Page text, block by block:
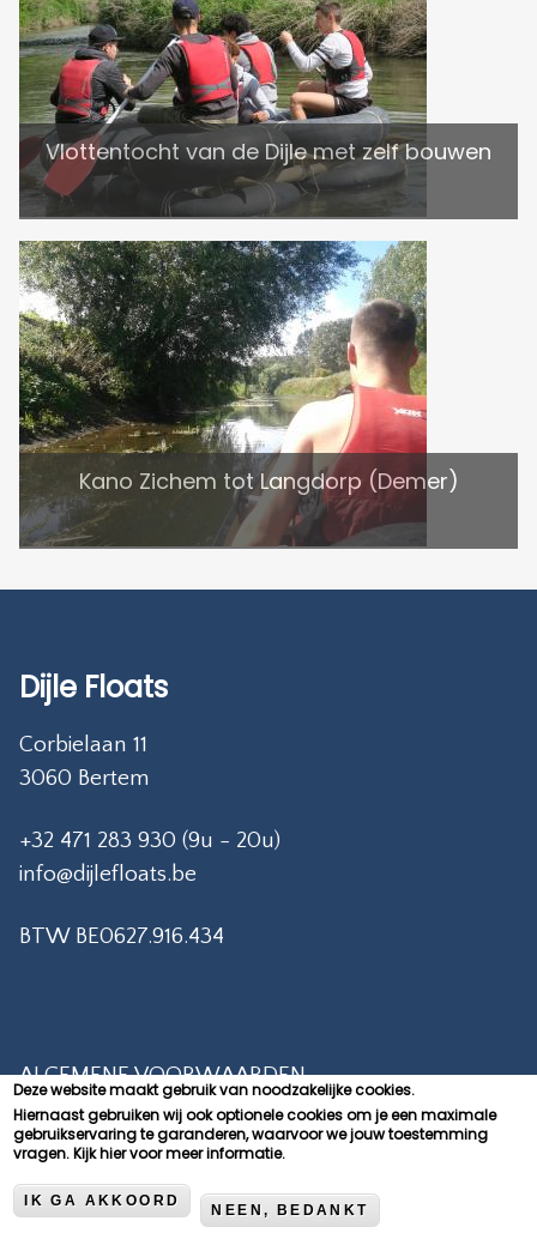
Vlottentocht van de Dijle met zelf bouwen
Kano Zichem tot Langdorp (Demer)
Dijle Floats
Corbielaan 11
3060 Bertem
+32 471 283 930 (9u - 20u)
info@dijlefloats.be
BTW BE0627.916.434
ALGEMENE VOORWAARDEN
PRIVACY POLICY
CONTACT
COOKIEVERKLARING
Deze website maakt gebruik van noodzakelijke cookies.
Hiernaast gebruiken wij ook optionele cookies om je een maximale
gebruikservaring te garanderen, waarvoor we jouw toestemming
vragen.Kijk hier voor meer informatie.
IK GA AKKOORD
NEEN, BEDANKT